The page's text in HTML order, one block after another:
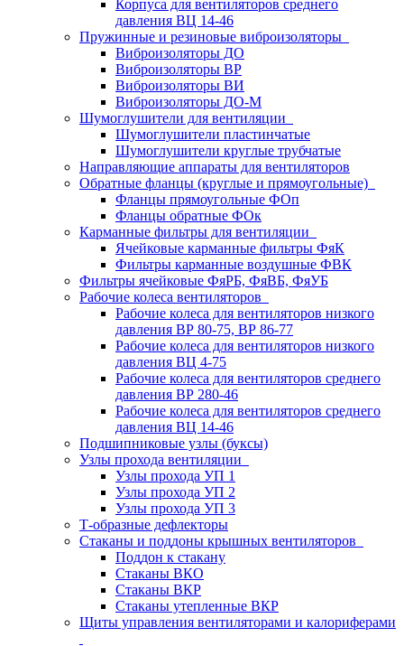
Корпуса для вентиляторов среднего
давления ВЦ 14-46
Пружинные и резиновые виброизоляторы
Виброизоляторы ДО
Виброизоляторы ВР
Виброизоляторы ВИ
Виброизоляторы ДО-М
Шумоглушители для вентиляции
Шумоглушители пластинчатые
Шумоглушители круглые трубчатые
Направляющие аппараты для вентиляторов
Обратные фланцы (круглые и прямоугольные)
Фланцы прямоугольные ФОп
Фланцы обратные ФОк
Карманные фильтры для вентиляции
Ячейковые карманные фильтры ФяК
Фильтры карманные воздушные ФВК
Фильтры ячейковые ФяРБ, ФяВБ, ФяУБ
Рабочие колеса вентиляторов
Рабочие колеса для вентиляторов низкого
давления ВР 80-75, ВР 86-77
Рабочие колеса для вентиляторов низкого
давления ВЦ 4-75
Рабочие колеса для вентиляторов среднего
давления ВР 280-46
Рабочие колеса для вентиляторов среднего
давления ВЦ 14-46
Подшипниковые узлы (буксы)
Узлы прохода вентиляции
Узлы прохода УП 1
Узлы прохода УП 2
Узлы прохода УП 3
Т-образные дефлекторы
Стаканы и поддоны крышных вентиляторов
Поддон к стакану
Стаканы ВКО
Стаканы ВКР
Стаканы утепленные ВКР
Щиты управления вентиляторами и калориферами